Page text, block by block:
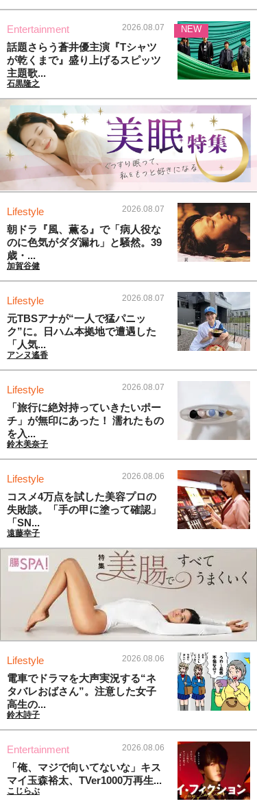
Entertainment 2026.08.07
話題さらう蒼井優主演『Tシャツ
が乾くまで』盛り上げるスピッツ
主題歌...
石黒隆之
NEW
Lifestyle 2026.08.07
朝ドラ『風、薫る』で「病人役な
のに色気がダダ漏れ」と騒然。39
歳・...
加賀谷健
Lifestyle 2026.08.07
元TBSアナが“一人で猛パニッ
ク”に。日ハム本拠地で遭遇した
「人気...
アンヌ遙香
Lifestyle 2026.08.07
「旅行に絶対持っていきたいポー
チ」が無印にあった！ 濡れたもの
を入...
鈴木美奈子
Lifestyle 2026.08.06
コスメ4万点を試した美容プロの
失敗談。「手の甲に塗って確認」
「SN...
遠藤幸子
Lifestyle 2026.08.06
電車でドラマを大声実況する“ネ
タバレおばさん”。注意した女子
高生の...
鈴木詩子
Entertainment 2026.08.06
「俺、マジで向いてないな」キス
マイ玉森裕太、TVer1000万再生...
こじらぶ